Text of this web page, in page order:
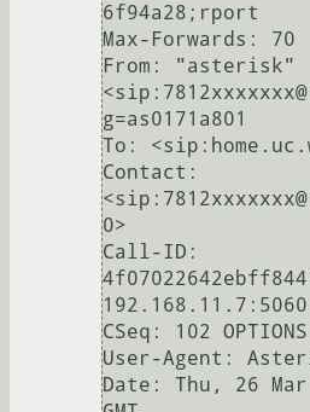
6f94a28;rport
Max-Forwards: 70
From: "asterisk"
g=as0171a801
To:
Contact:
0>
Call-ID:
192.168.11.7:5060
CSeq: 102 OPTIONS
User-Agent:
Date: Thu, 26